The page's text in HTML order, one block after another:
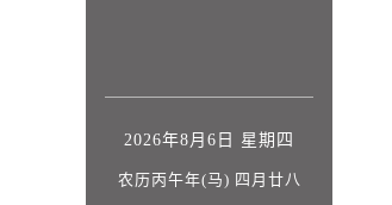
2026年8月6日 星期四
农历丙午年(马) 四月廿八